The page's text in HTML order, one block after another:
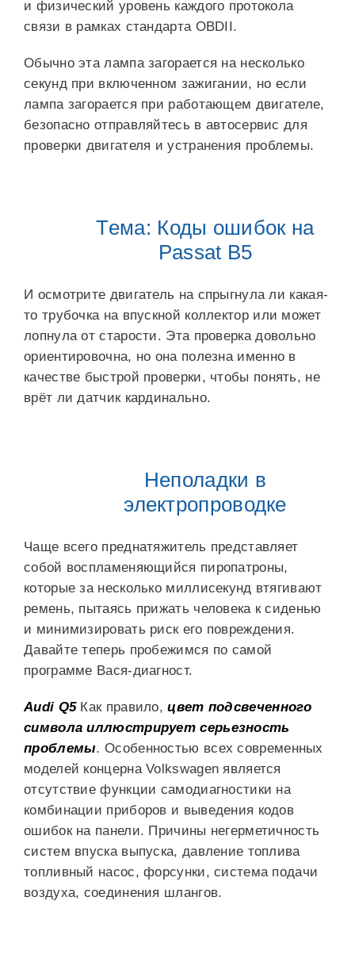
и физический уровень каждого протокола
связи в рамках стандарта OBDII.
Обычно эта лампа загорается на несколько
секунд при включенном зажигании, но если
лампа загорается при работающем двигателе,
безопасно отправляйтесь в автосервис для
проверки двигателя и устранения проблемы.
Тема: Коды ошибок на
Passat B5
И осмотрите двигатель на спрыгнула ли какая-
то трубочка на впускной коллектор или может
лопнула от старости. Эта проверка довольно
ориентировочна, но она полезна именно в
качестве быстрой проверки, чтобы понять, не
врёт ли датчик кардинально.
Неполадки в
электропроводке
Чаще всего преднатяжитель представляет
собой воспламеняющийся пиропатроны,
которые за несколько миллисекунд втягивают
ремень, пытаясь прижать человека к сиденью
и минимизировать риск его повреждения.
Давайте теперь пробежимся по самой
программе Вася-диагност.
Audi Q5Как правило,цвет подсвеченного
символа иллюстрирует серьезность
проблемы. Особенностью всех современных
моделей концерна Volkswagen является
отсутствие функции самодиагностики на
комбинации приборов и выведения кодов
ошибок на панели. Причины негерметичность
систем впуска выпуска, давление топлива
топливный насос, форсунки, система подачи
воздуха, соединения шлангов.